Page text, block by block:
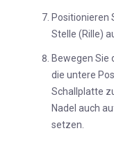
Positionieren
Stelle (Rille)
Bewegen Sie
die untere
Schallplatte
Nadel auch
setzen.